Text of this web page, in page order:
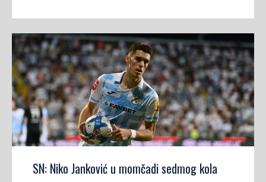
SN: Niko Janković u momčadi sedmog kola